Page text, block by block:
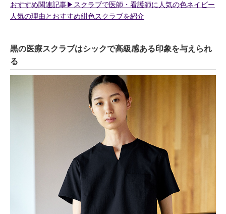
おすすめ関連記事▶︎スクラブで医師・看護師に人気の色ネイビー
人気の理由とおすすめ紺色スクラブを紹介
黒の医療スクラブはシックで高級感ある印象を与えられ
る